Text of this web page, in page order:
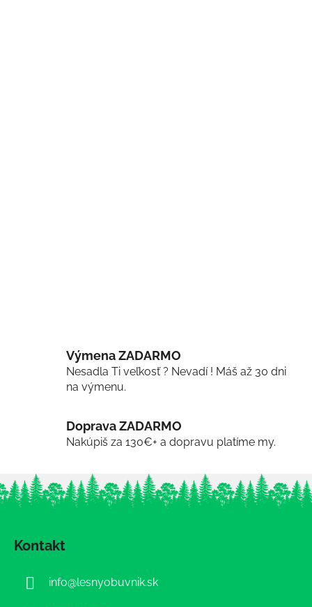
Výmena ZADARMO
Nesadla Ti veľkosť ? Nevadí ! Máš až 30 dni
na výmenu.
Doprava ZADARMO
Nakúpiš za 130€+ a dopravu platíme my.
Kontakt
info@lesnyobuvnik.sk